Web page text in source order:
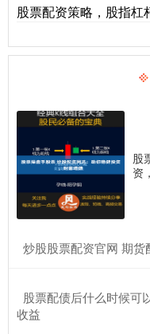
股票配资策略，股指杠
股
资
炒股股票配资官网 期
股票配债后什么时候可
收益